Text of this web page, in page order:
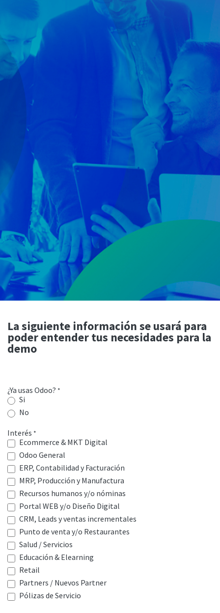
La siguiente información se usará para
poder entender tus necesidades para la
demo
¿Ya usas Odoo? *
Si
No
Interés *
Ecommerce & MKT Digital
Odoo General
ERP, Contabilidad y Facturación
MRP, Producción y Manufactura
Recursos humanos y/o nóminas
Portal WEB y/o Diseño Digital
CRM, Leads y ventas incrementales
Punto de venta y/o Restaurantes
Salud / Servicios
Educación & Elearning
Retail
Partners / Nuevos Partner
Pólizas de Servicio